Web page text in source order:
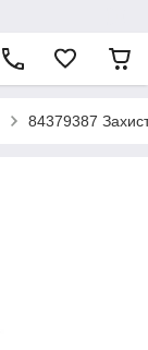
84379387